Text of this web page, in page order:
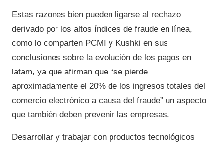
Estas razones bien pueden ligarse al rechazo
derivado por los altos índices de fraude en línea,
como lo comparten PCMI y Kushki en sus
conclusiones sobre la evolución de los pagos en
latam, ya que afirman que “se pierde
aproximadamente el 20% de los ingresos totales del
comercio electrónico a causa del fraude” un aspecto
que también deben prevenir las empresas.
Desarrollar y trabajar con productos tecnológicos